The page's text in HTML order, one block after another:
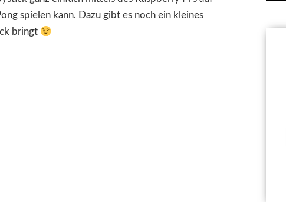
spielen kann. Dazu gibt es noch ein kleines
bringt